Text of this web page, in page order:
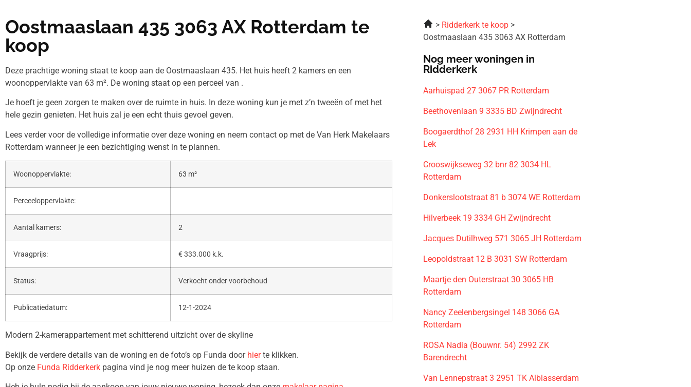
Oostmaaslaan 435 3063 AX Rotterdam te
koop
Deze prachtige woning staat te koop aan de Oostmaaslaan 435. Het huis heeft 2 kamers en een
woonoppervlakte van 63 m². De woning staat op een perceel van .
Je hoeft je geen zorgen te maken over de ruimte in huis. In deze woning kun je met z’n tweeën of met het
hele gezin genieten. Het huis zal je een echt thuis gevoel geven.
Lees verder voor de volledige informatie over deze woning en neem contact op met de Van Herk Makelaars
Rotterdam wanneer je een bezichtiging wenst in te plannen.
Woonoppervlakte: 63 m²
Perceeloppervlakte:
Aantal kamers: 2
Vraagprijs: € 333.000 k.k.
Status: Verkocht onder voorbehoud
Publicatiedatum: 12-1-2024
Modern 2-kamerappartement met schitterend uitzicht over de skyline
Bekijk de verdere details van de woning en de foto’s op Funda door hierte klikken.
Op onze Funda Ridderkerk pagina vind je nog meer huizen de te koop staan.
Ridderkerk te koop
Oostmaaslaan 435 3063 AX Rotterdam
Nog meer woningen in
Ridderkerk
Aarhuispad 27 3067 PR Rotterdam
Beethovenlaan 9 3335 BD Zwijndrecht
Boogaerdthof 28 2931 HH Krimpen aan de
Lek
Crooswijkseweg 32 bnr 82 3034 HL
Rotterdam
Donkerslootstraat 81 b 3074 WE Rotterdam
Hilverbeek 19 3334 GH Zwijndrecht
Jacques Dutilhweg 571 3065 JH Rotterdam
Leopoldstraat 12 B 3031 SW Rotterdam
Maartje den Outerstraat 30 3065 HB
Rotterdam
Nancy Zeelenbergsingel 148 3066 GA
Rotterdam
ROSA Nadia (Bouwnr. 54) 2992 ZK
Barendrecht
Van Lennepstraat 3 2951 TK Alblasserdam